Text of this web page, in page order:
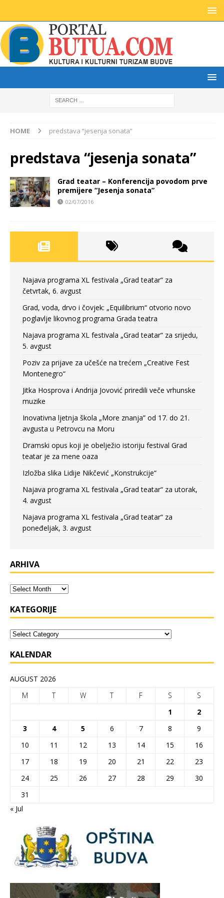
HOME predstava “jesenja sonata”
predstava “jesenja sonata”
Grad teatar – Konferencija povodom prve
premijere “Jesenja sonata”
02/07/2016
Najava programa XL festivala „Grad teatar“ za
četvrtak, 6. avgust
Grad, voda, drvo i čovjek: „Equilibrium“ otvorio novo
poglavlje likovnog programa Grada teatra
Najava programa XL festivala „Grad teatar“ za srijedu,
5. avgust
Poziv za prijave za učešće na trećem „Creative Fest
Montenegro“
Jitka Hosprova i Andrija Jovović priredili veče vrhunske
muzike
Inovativna ljetnja škola „More znanja” od 17. do 21.
avgusta u Petrovcu na Moru
Dramski opus koji je obelježio istoriju festival Grad
teatar je za mene oaza
Izložba slika Lidije Nikčević „Konstrukcije“
Najava programa XL festivala „Grad teatar“ za utorak,
4. avgust
Najava programa XL festivala „Grad teatar“ za
poneđeljak, 3. avgust
ARHIVA
KATEGORIJE
KALENDAR
AUGUST 2026
M
T W T F S
S
1
2
3
4 5 6 7 8
9
10
11 12 13 14 15
16
17
18 19 20 21 22
23
24
25 26 27 28 29
30
31
« Jul